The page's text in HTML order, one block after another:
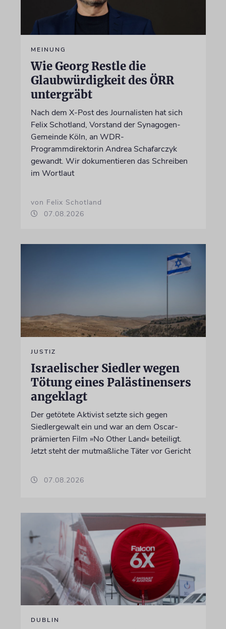
MEINUNG
Wie Georg Restle die
Glaubwürdigkeit des ÖRR
untergräbt
Nach dem X-Post des Journalisten hat sich
Felix Schotland, Vorstand der Synagogen-
Gemeinde Köln, an WDR-
Programmdirektorin Andrea Schafarczyk
gewandt. Wir dokumentieren das Schreiben
im Wortlaut
von Felix Schotland
07.08.2026
JUSTIZ
Israelischer Siedler wegen
Tötung eines Palästinensers
angeklagt
Der getötete Aktivist setzte sich gegen
Siedlergewalt ein und war an dem Oscar-
prämierten Film »No Other Land« beteiligt.
Jetzt steht der mutmaßliche Täter vor Gericht
07.08.2026
DUBLIN